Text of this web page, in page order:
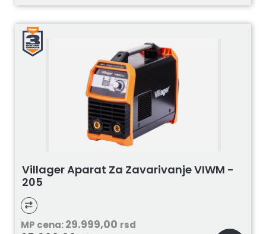
Villager Aparat Za Zavarivanje VIWM -
205
MP cena:29.999,00 rsd